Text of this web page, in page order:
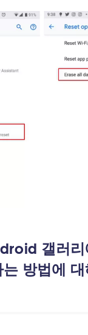
갤러
방법에